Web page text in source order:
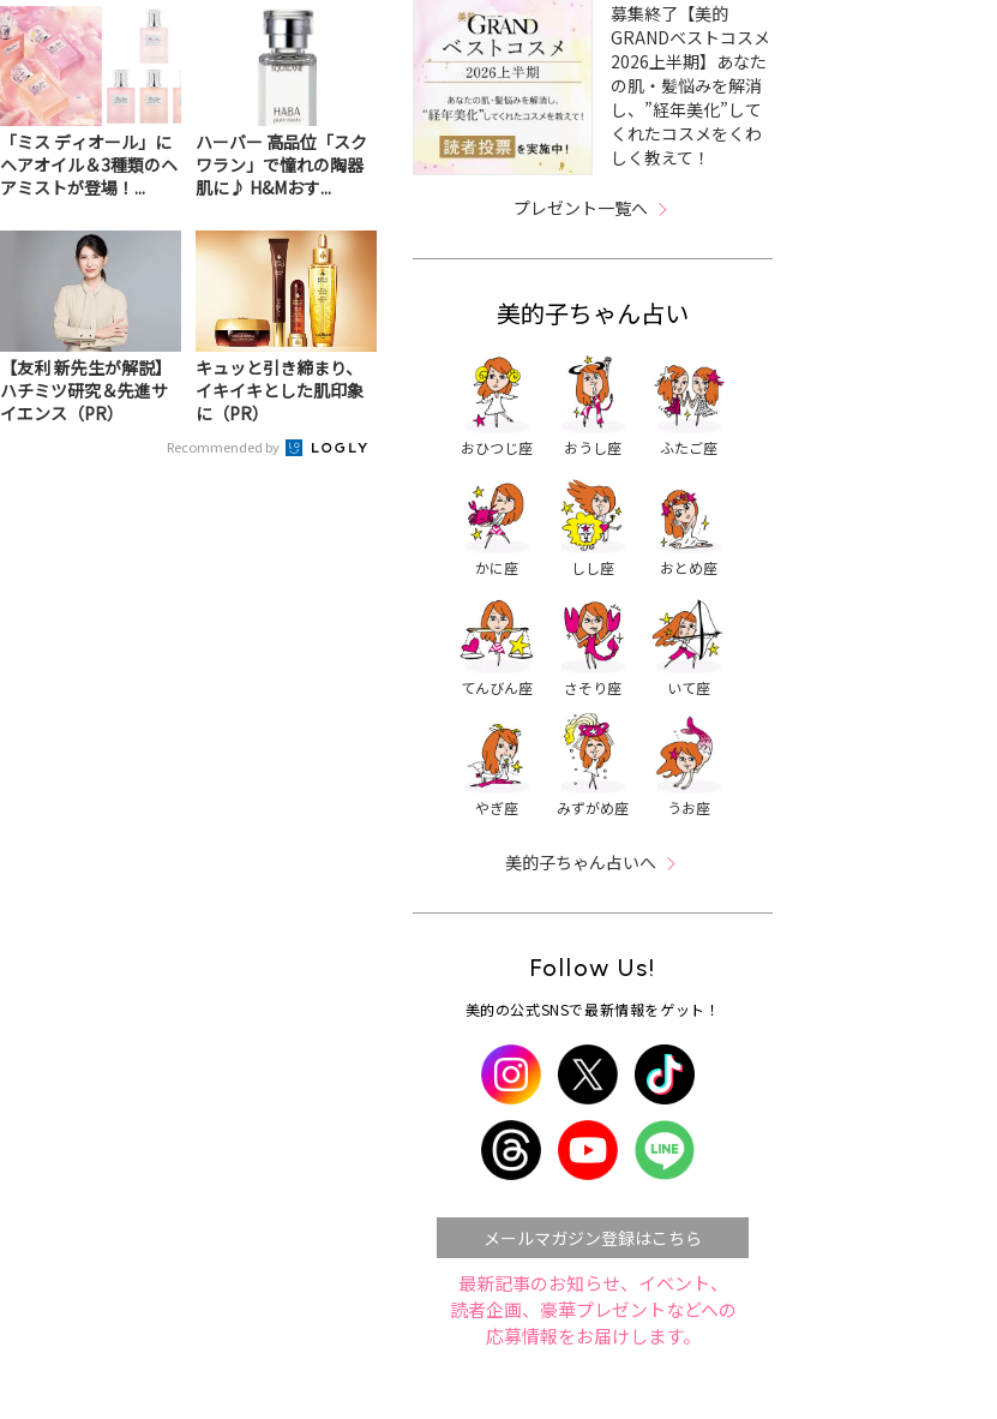
「ミス ディオール」に
ヘアオイル＆3種類のヘ
アミストが登場！...
ハーバー 高品位「スク
ワラン」で憧れの陶器
肌に♪ H&Mおす...
【友利 新先生が解説】
ハチミツ研究＆先進サ
イエンス（PR）
キュッと引き締まり、
イキイキとした肌印象
に（PR）
Recommended by
募集終了【美的
GRANDベストコスメ
2026上半期】あなた
の肌・髪悩みを解消
し、”経年美化”して
くれたコスメをくわ
しく教えて！
プレゼント一覧へ
美的子ちゃん占い
おひつじ座 おうし座 ふたご座
かに座 しし座 おとめ座
てんびん座 さそり座 いて座
やぎ座 みずがめ座 うお座
美的子ちゃん占いへ
Follow Us!
美的の公式SNSで最新情報をゲット！
メールマガジン登録はこちら
最新記事のお知らせ、イベント、
読者企画、豪華プレゼントなどへの
応募情報をお届けします。